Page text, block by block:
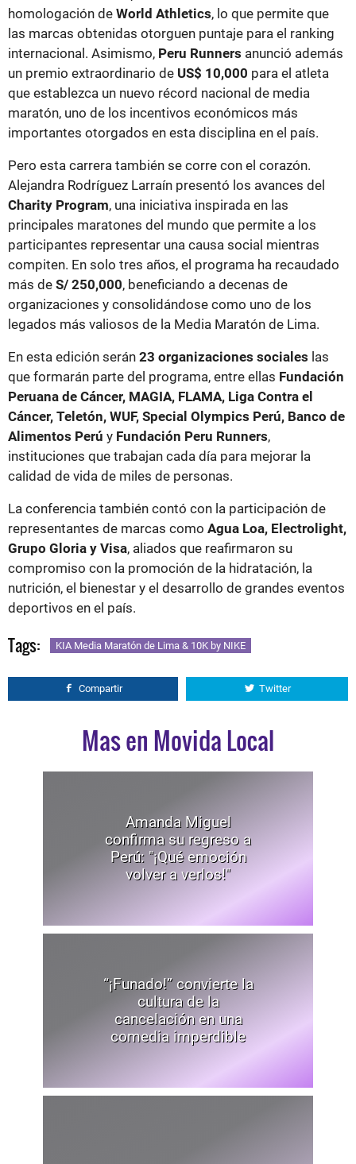
homologación de World Athletics, lo que permite que
las marcas obtenidas otorguen puntaje para el ranking
internacional. Asimismo, Peru Runners anunció además
un premio extraordinario de US$ 10,000 para el atleta
que establezca un nuevo récord nacional de media
maratón, uno de los incentivos económicos más
importantes otorgados en esta disciplina en el país.
Pero esta carrera también se corre con el corazón.
Alejandra Rodríguez Larraín presentó los avances del
Charity Program, una iniciativa inspirada en las
principales maratones del mundo que permite a los
participantes representar una causa social mientras
compiten. En solo tres años, el programa ha recaudado
más de S/ 250,000, beneficiando a decenas de
organizaciones y consolidándose como uno de los
legados más valiosos de la Media Maratón de Lima.
En esta edición serán 23 organizaciones sociales las
que formarán parte del programa, entre ellas Fundación
Peruana de Cáncer, MAGIA, FLAMA, Liga Contra el
Cáncer, Teletón, WUF, Special Olympics Perú, Banco de
Alimentos Perú y Fundación Peru Runners,
instituciones que trabajan cada día para mejorar la
calidad de vida de miles de personas.
La conferencia también contó con la participación de
representantes de marcas como Agua Loa, Electrolight,
Grupo Gloria y Visa, aliados que reafirmaron su
compromiso con la promoción de la hidratación, la
nutrición, el bienestar y el desarrollo de grandes eventos
deportivos en el país.
Tags: KIA Media Maratón de Lima & 10K by NIKE
Compartir Twitter
Mas en Movida Local
Amanda Miguel
confirma su regreso a
Perú: "¡Qué emoción
volver a verlos!"
“¡Funado!” convierte la
cultura de la
cancelación en una
comedia imperdible